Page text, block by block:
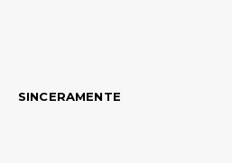
SINCERAMENTE